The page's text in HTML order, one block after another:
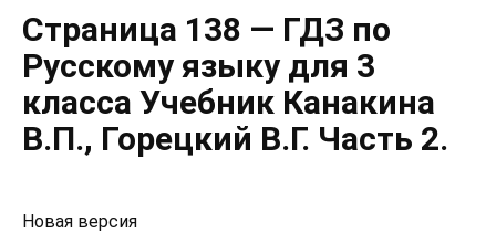
Страница 138 — ГДЗ по
Русскому языку для 3
класса Учебник Канакина
В.П., Горецкий В.Г. Часть 2.
Новая версия